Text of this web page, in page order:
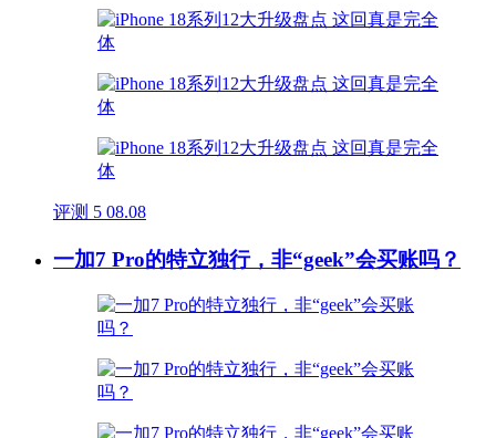
评测 5 08.08
一加7 Pro的特立独行，非“geek”会买账吗？